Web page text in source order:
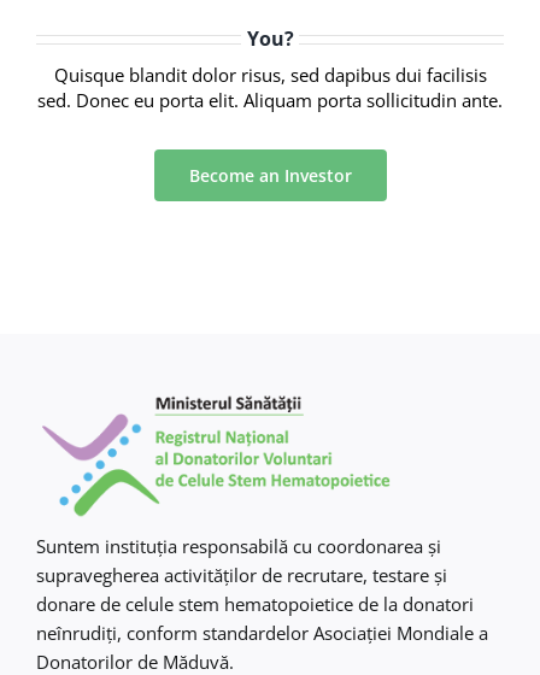
You?
Quisque blandit dolor risus, sed dapibus dui facilisis
sed. Donec eu porta elit. Aliquam porta sollicitudin ante.
Become an Investor
Suntem instituţia responsabilă cu coordonarea şi
supravegherea activităţilor de recrutare, testare şi
donare de celule stem hematopoietice de la donatori
neînrudiţi, conform standardelor Asociaţiei Mondiale a
Donatorilor de Măduvă.